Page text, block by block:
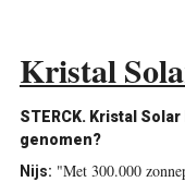
Kristal
STERCK. Kristal
genomen?
Nijs: "Met 300.000